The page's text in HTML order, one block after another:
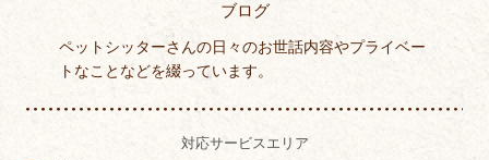
ブログ
ペットシッターさんの日々のお世話内容やプライベー
トなことなどを綴っています。
対応サービスエリア